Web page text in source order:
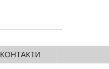
КОНТАКТИ